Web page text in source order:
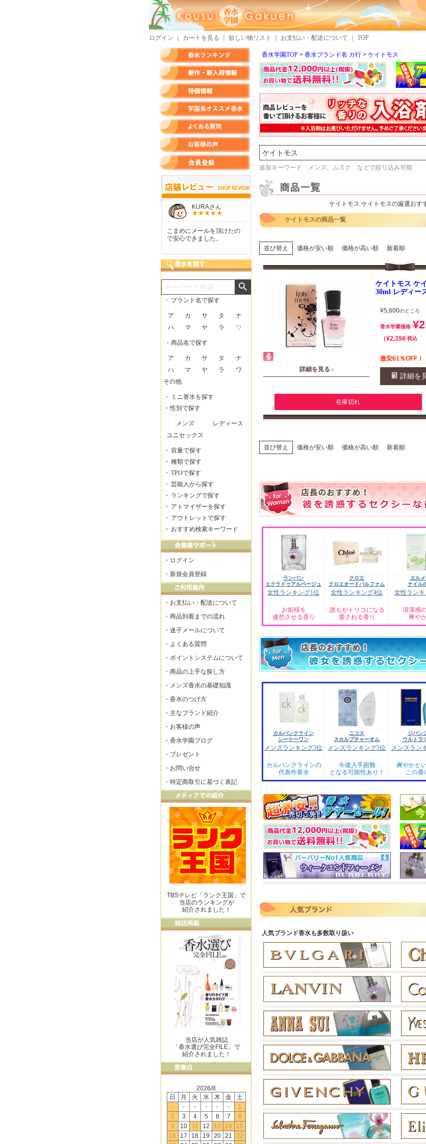
ログイン カートを見る 欲しい物リスト お支払い・配送について TOP
香水学園TOP 香水ブランド名 カ行 ケイトモス
検索
追加キーワード メンズ、ムスク などで絞り込み可能
ケイトモス ケイトモスの厳選お
ケイトモスの商品一覧
並び替え 価格が安い順 価格が高い順 新着順
詳細を見る ›
ケイトモス ケ
30ml レディー
¥5,600のところ
香水学園価格 ¥
¥2,398 税込
激安61％OFF！
詳細を
在庫切れ
並び替え 価格が安い順 価格が高い順 新着順
ランバン
エクラドゥアルページュ
女性ランキング1位
お姫様を
連想させる香り
クロエ
クロエオードパルファム
女性ランキング4位
誰もがトリコになる
愛される香り
エルメ
ナイル
女性ランキ
清潔感
爽や
カルバンクライン
シーケーワン
メンズランキング3位
カルバンクラインの
代表作香水
ニコス
スカルプチャーオム
メンズランキング5位
今後入手困難
となる可能性あり！
ジバン
ウルトラ
メンズラン
爽やかと
この香
人気ブランド香水も多数取り扱い
KURAさん
こまめにメールを頂けたの
で安心できました。
もらいます！
MMさん
た。
・ ブランド名で探す
ア カ サ タ
ナ
ハ
マ ヤ ラ ワ
・商品名で探す
ア カ サ タ
ナ
ハ
マ ヤ ラ
ワ
その他
・
ミニ香水を探す
・性別で探す
メンズ
レディース
ユニセックス
・ 容量で探す
・ 種類で探す
・ TPOで探す
・ 芸能人から探す
・ ランキングで探す
・ アトマイザーを探す
・ アウトレットで探す
・ おすすめ検索キーワード
・ ログイン
・ 新規会員登録
・ お支払い・配送について
・ 商品到着までの流れ
・ 迷子メールについて
・ よくある質問
・ ポイントシステムについて
・ 商品の上手な探し方
・ メンズ香水の基礎知識
・ 香水のつけ方
・ 主なブランド紹介
・ お客様の声
・ 香水学園ブログ
・ プレゼント
・ お問い合せ
・ 特定商取引に基づく表記
TBSテレビ「ランク王国」で
当店のランキングが
紹介されました！
当店が人気雑誌
「香水選び完全FILE」で
紹介されました！
2026/8
日
月 火 水 木 金
土
-
- - - - -
1
2
3 4 5 6 7
8
9
10 11 12 13 14
15
16
17 18 19 20 21
22